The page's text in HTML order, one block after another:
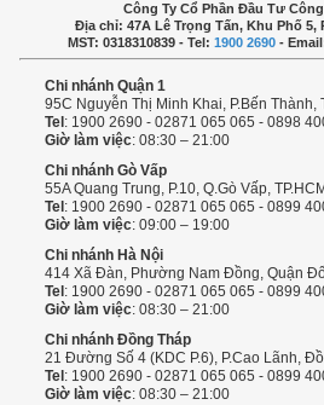
Công Ty Cổ Phần Đầu Tư
Địa chỉ: 47A Lê Trọng Tấn, Khu Phố 5,
MST: 0318310839 - Tel: 1900 2690-
Chi nhánh Quận 1
95C Nguyễn Thị Minh Khai, P.Bến Thành,
Tel : 1900 2690 - 02871 065 065 - 0898
Giờ làm việc: 08:30 – 21:00
Chi nhánh Gò Vấp
55A Quang Trung, P.10, Q.Gò Vấp, TP.HCM
Tel : 1900 2690 - 02871 065 065 - 0899
Giờ làm việc: 09:00 – 19:00
Chi nhánh Hà Nội
414 Xã Đàn, Phường Nam Đồng, Quận
Tel : 1900 2690 - 02871 065 065 - 0899
Giờ làm việc: 08:30 – 21:00
Chi nhánh Đồng Tháp
21 Đường Số 4 (KDC P.6), P.Cao Lãnh,
Tel : 1900 2690 - 02871 065 065 - 0899
Giờ làm việc: 08:30 – 21:00